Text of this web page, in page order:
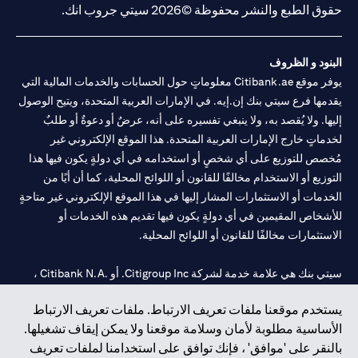
يستخدم موقعنا ملفات تعريف الارتباط. ملفات تعريف الارتباط
الأساسية مطلوبة لأمان وسلامة موقعنا ولا يمكن إيقاف تشغيلها.
بالنقر على 'موافق' ، فإنك توافق على استخدامنا لملفات تعريف
حقوق الطبع والنشر محفوظة ©2026 سيتي جروب انك.
البنود و الظروف
يوفر موقع Citibank.ae معلوماتٍ حول الحسابات والخدمات المالية التي
يقدمها فرع سيتي بنك إن.إيه. في الإمارات العربية المتحدة، ويتيح الوصول
إليها. ولا يُقصد به، ولا ينبغي تفسيره على أنه، عرضٌ أو دعوةٌ أو طلبٌ
لخدماتٍ خارج الإمارات العربية المتحدة. هذا الموقع الإلكتروني غير
مُخصص للتوزيع على أي شخصٍ أو استخدامه في أي دولةٍ يكون فيها هذا
التوزيع أو الاستخدام مخالفًا للقانون أو اللوائح المحلية، كما أن أيًا من
الخدمات أو الاستثمارات المشار إليها في هذا الموقع الإلكتروني غير متاحةٍ
للأشخاص المقيمين في أي دولةٍ يكون فيها تقديم هذه الخدمات أو
الاستثمارات مخالفًا للقانون أو اللوائح المحلية.
سيتي بنك هي علامة خدمة لشركة Citigroup Inc. أو .Citibank N.A ،
سيتي بنك إن. إيه. الإمارات مسجل لدى مصرف الإمارات المركزي تحت
أرقام التراخيص 202563 لفرع الوصل في دبي، 531989 لفرع مول